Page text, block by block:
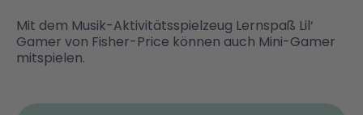
Mit dem Musik-Aktivitätsspielzeug Lernspaß Lil‘
Gamer von Fisher-Price können auch Mini-Gamer
mitspielen.